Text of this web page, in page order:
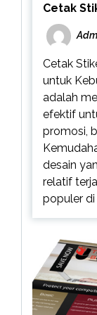
Cetak
Cetak
untuk
adalah
efektif
promosi,
desain
relatif
populer di